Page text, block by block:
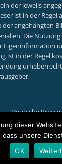
der jeweils
ist in der Regel
der angehängten
Die
Eigeninformation
ist in der Regel
Deutsche
One Litepowered
dieser
unsere
OK